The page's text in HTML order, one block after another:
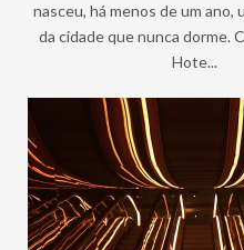
nasceu, há menos de um ano,
da cidade que nunca dorme.
Hote...